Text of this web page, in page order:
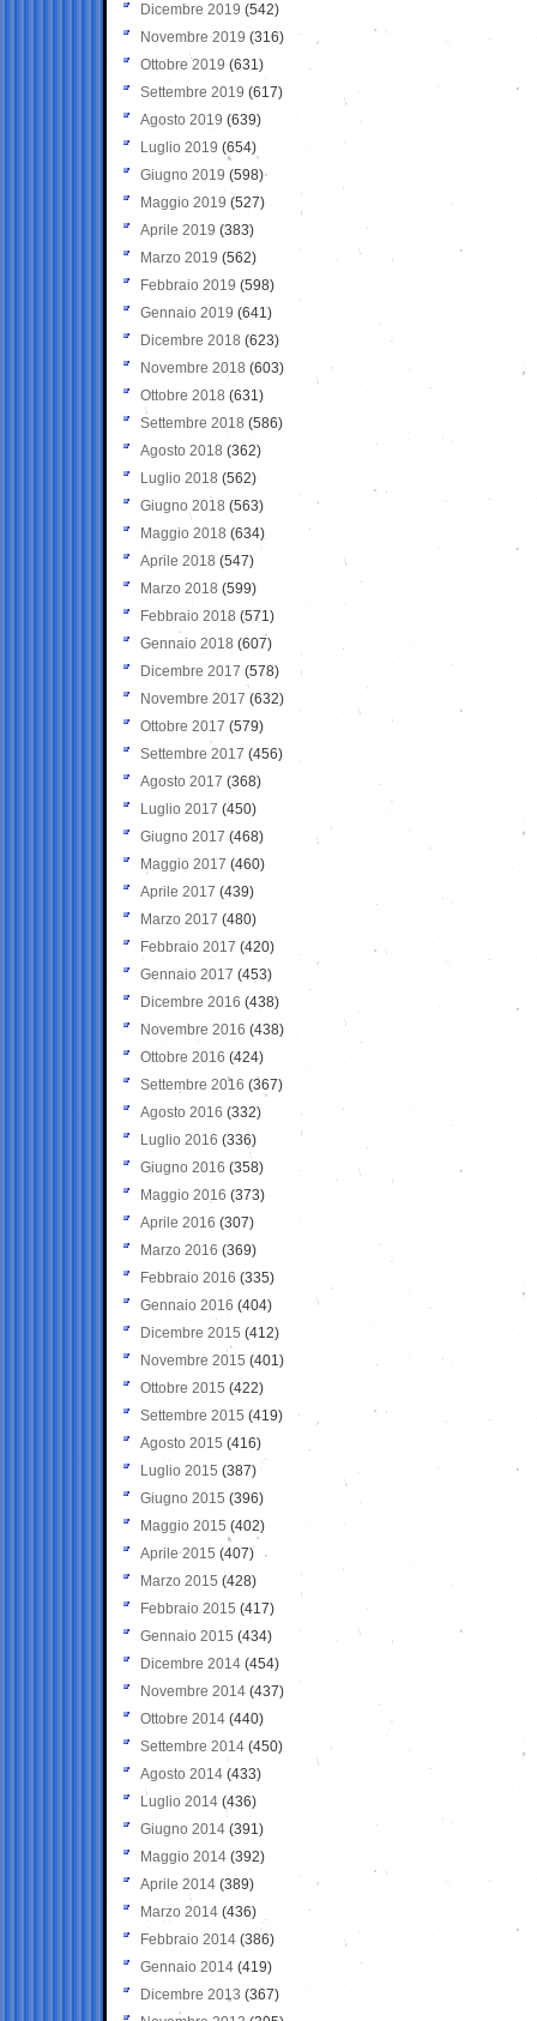
Dicembre 2019 (542)
Novembre 2019 (316)
Ottobre 2019 (631)
Settembre 2019 (617)
Agosto 2019 (639)
Luglio 2019 (654)
Giugno 2019 (598)
Maggio 2019 (527)
Aprile 2019 (383)
Marzo 2019 (562)
Febbraio 2019 (598)
Gennaio 2019 (641)
Dicembre 2018 (623)
Novembre 2018 (603)
Ottobre 2018 (631)
Settembre 2018 (586)
Agosto 2018 (362)
Luglio 2018 (562)
Giugno 2018 (563)
Maggio 2018 (634)
Aprile 2018 (547)
Marzo 2018 (599)
Febbraio 2018 (571)
Gennaio 2018 (607)
Dicembre 2017 (578)
Novembre 2017 (632)
Ottobre 2017 (579)
Settembre 2017 (456)
Agosto 2017 (368)
Luglio 2017 (450)
Giugno 2017 (468)
Maggio 2017 (460)
Aprile 2017 (439)
Marzo 2017 (480)
Febbraio 2017 (420)
Gennaio 2017 (453)
Dicembre 2016 (438)
Novembre 2016 (438)
Ottobre 2016 (424)
Settembre 2016 (367)
Agosto 2016 (332)
Luglio 2016 (336)
Giugno 2016 (358)
Maggio 2016 (373)
Aprile 2016 (307)
Marzo 2016 (369)
Febbraio 2016 (335)
Gennaio 2016 (404)
Dicembre 2015 (412)
Novembre 2015 (401)
Ottobre 2015 (422)
Settembre 2015 (419)
Agosto 2015 (416)
Luglio 2015 (387)
Giugno 2015 (396)
Maggio 2015 (402)
Aprile 2015 (407)
Marzo 2015 (428)
Febbraio 2015 (417)
Gennaio 2015 (434)
Dicembre 2014 (454)
Novembre 2014 (437)
Ottobre 2014 (440)
Settembre 2014 (450)
Agosto 2014 (433)
Luglio 2014 (436)
Giugno 2014 (391)
Maggio 2014 (392)
Aprile 2014 (389)
Marzo 2014 (436)
Febbraio 2014 (386)
Gennaio 2014 (419)
Dicembre 2013 (367)